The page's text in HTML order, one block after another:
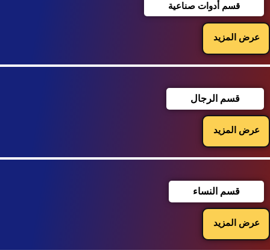
قسم أدوات صناعية
عرض المزيد
قسم الرجال
عرض المزيد
قسم النساء
عرض المزيد